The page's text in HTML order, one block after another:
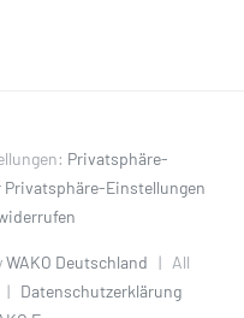
Privatsphäre-
Privatsphäre-Einstellungen
WAKO Deutschland | All
| Datenschutzerklärung